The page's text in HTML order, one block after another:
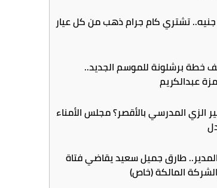
ألف جنيه.. تشتري كام جرام ذهب من كل عيار
خطة برشلونة للموسم الجديد..
عبدالكريم
الزي المدرسي بالأقصر؟ مجلس الأمناء
طارق جميل سعيد يقاضي فتاة
المالكة (خاص)